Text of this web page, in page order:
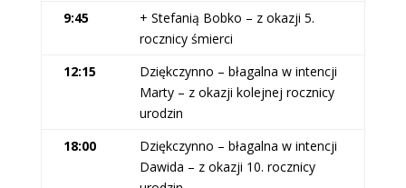
9:45
+ Stefanią Bobko – z okazji 5.
rocznicy śmierci
12:15
Dziękczynno – błagalna w intencji
Marty – z okazji kolejnej rocznicy
urodzin
18:00
Dziękczynno – błagalna w intencji
Dawida – z okazji 10. rocznicy